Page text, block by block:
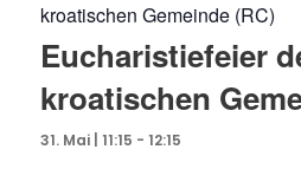
kroatischen Gemeinde (RC)
Eucharistiefeier
kroatischen
31. Mai | 11:15 - 12:15